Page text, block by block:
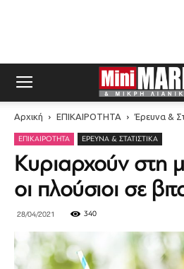
Αρχική ΕΠΙΚΑΙΡΟΤΗΤΑ Έρευνα &
ΕΠΙΚΑΙΡΟΤΗΤΑ ΈΡΕΥΝΑ & ΣΤΑΤΙΣΤΙΚΆ
Kυριαρχούν στη
οι πλούσιοι σε
28/04/2021 340